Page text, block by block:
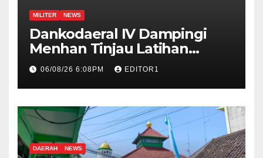
MILITER NEWS
Dankodaeral IV Dampingi
Menhan Tinjau Latihan
Operasi TNI Terintegrasi 2026
06/08/26 6:08PM EDITOR1
DAERAH NEWS